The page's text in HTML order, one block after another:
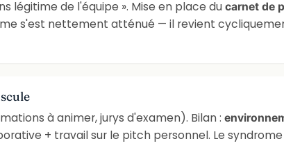
légitime de l'équipe ». Mise en place ducarnet de
s'est nettement atténué — il revient
à animer, jurys d'examen). Bilan :
+ travail sur le pitch personnel. Le